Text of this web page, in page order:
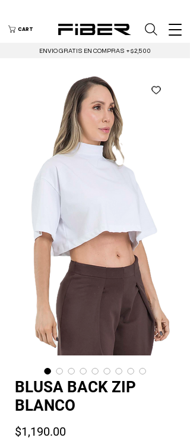
CART
ENVIO GRATIS EN COMPRAS +$2,500
BLUSA BACK ZIP
BLANCO
$1,190.00Precio